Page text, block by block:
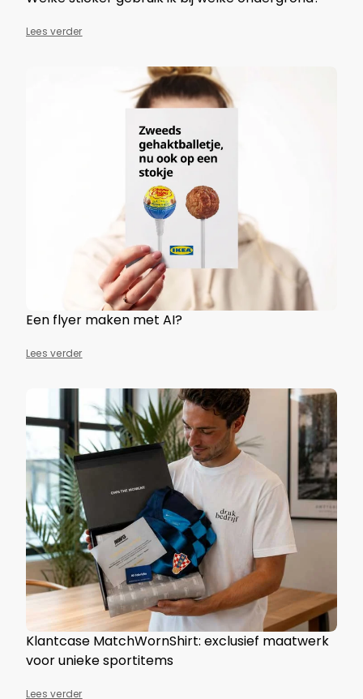
Lees verder
Een flyer maken met AI?
Lees verder
Klantcase MatchWornShirt: exclusief maatwerk
voor unieke sportitems
Lees verder